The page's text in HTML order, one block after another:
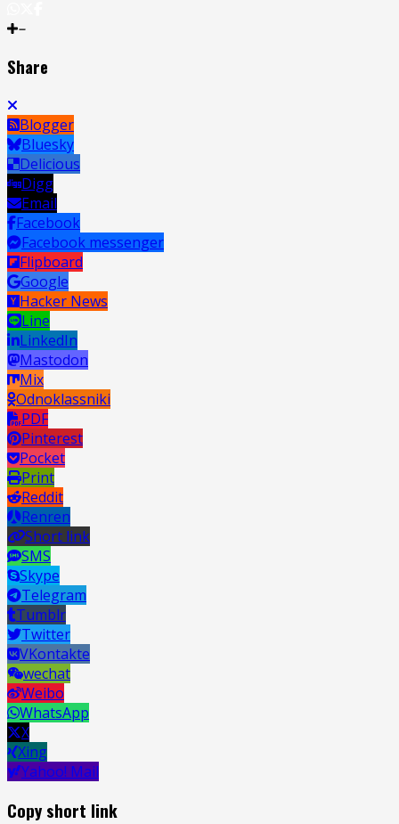
Share
Blogger
Bluesky
Delicious
Digg
Email
Facebook
Facebook messenger
Flipboard
Google
Hacker News
Line
LinkedIn
Mastodon
Mix
Odnoklassniki
PDF
Pinterest
Pocket
Print
Reddit
Renren
Short link
SMS
Skype
Telegram
Tumblr
Twitter
VKontakte
wechat
Weibo
WhatsApp
X
Xing
Yahoo! Mail
Copy short link